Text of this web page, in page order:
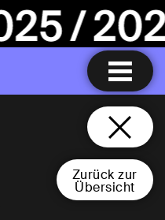
Zurück zur
Übersicht